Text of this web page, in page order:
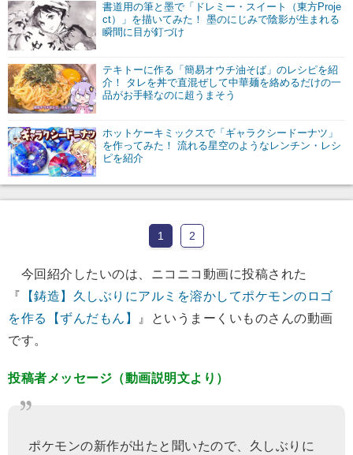
ニコニコQ
書道用の筆と墨で「ドレミー・スイート（東方Proje
ct）」を描いてみた！ 墨のにじみで陰影が生まれる
瞬間に目が釘づけ
テキトーに作る「簡易オウチ油そば」のレシピを紹
介！ タレを丼で直混ぜして中華麺を絡めるだけの一
品がお手軽なのに超うまそう
ホットケーキミックスで「ギャラクシードーナツ」
を作ってみた！ 流れる星空のようなレンチン・レシ
ピを紹介
1 2
今回紹介したいのは、ニコニコ動画に投稿された
『 【鋳造】久しぶりにアルミを溶かしてポケモンのロゴ
を作る【ずんだもん】
』というまーくいものさんの動画
です。
投稿者メッセージ（動画説明文より）
ポケモンの新作が出たと聞いたので、久しぶりに